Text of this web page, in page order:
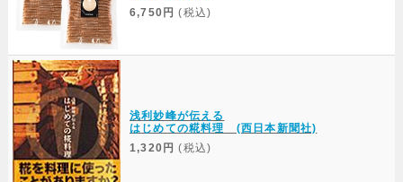
6,750円 (税込)
浅利妙峰が伝える
はじめての糀料理 (西日本新聞社)
1,320円 (税込)